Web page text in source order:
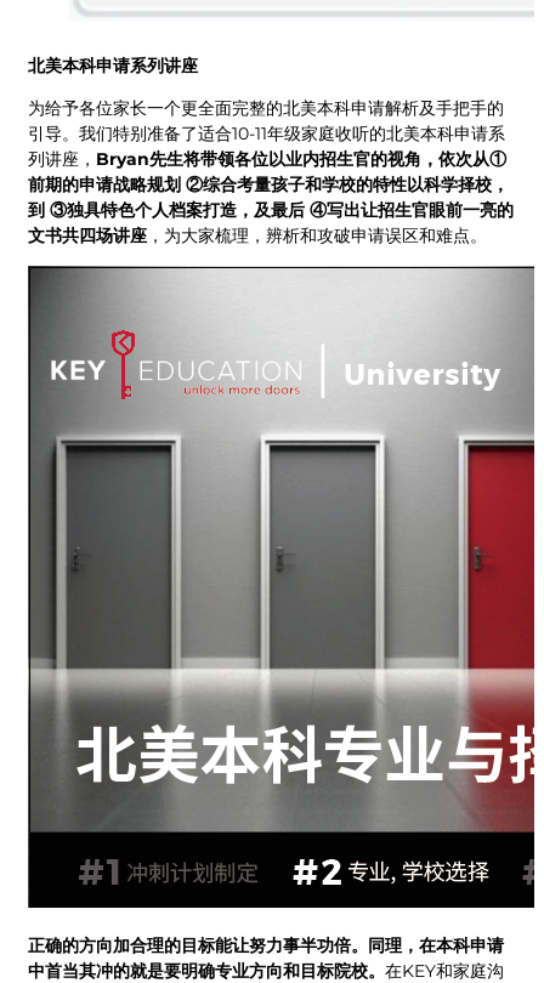
北美本科申请系列讲座
为给予各位家长一个更全面完整的北美本科申请解析及手把手的
引导。我们特别准备了适合10-11年级家庭收听的北美本科申请系
列讲座， Bryan先生将带领各位以业内招生官的视角，依次从①
前期的申请战略规划 ②综合考量孩子和学校的特性以科学择校，
到 ③独具特色个人档案打造，及最后 ④写出让招生官眼前一亮的
文书共四场讲座 ，为大家梳理，辨析和攻破申请误区和难点。
正确的方向加合理的目标能让努力事半功倍。同理， 在本科申请
中首当其冲的就是要明确专业方向和目标院校。 在KEY和家庭沟